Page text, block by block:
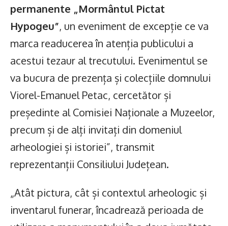
permanente „Mormântul Pictat
Hypogeu”, un eveniment de excepție ce va
marca readucerea în atenția publicului a
acestui tezaur al trecutului. Evenimentul se
va bucura de prezența și colecțiile domnului
Viorel-Emanuel Petac, cercetător și
președinte al Comisiei Naționale a Muzeelor,
precum și de alți invitați din domeniul
arheologiei și istoriei”, transmit
reprezentanții Consiliului Județean.
„Atât pictura, cât și contextul arheologic și
inventarul funerar, încadrează perioada de